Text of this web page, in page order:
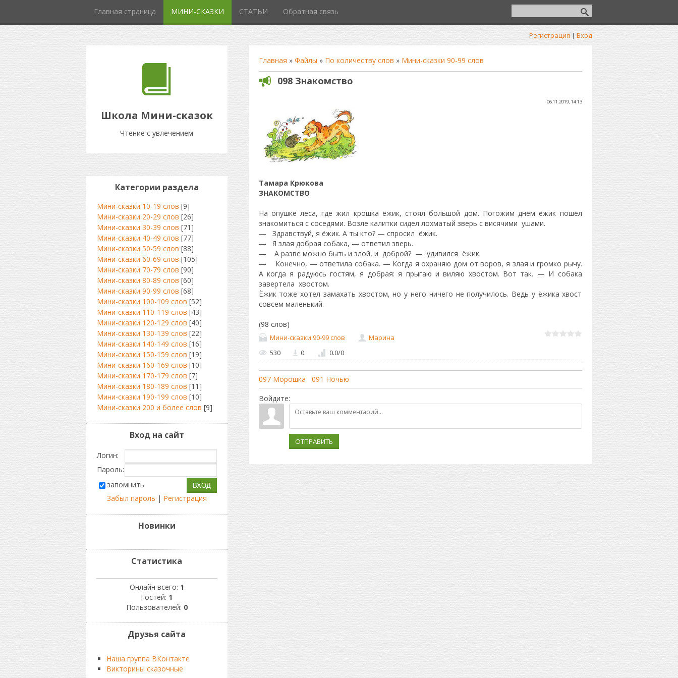
Главная страница МИНИ-СКАЗКИ СТАТЬИ Обратная связь
Регистрация | Вход
Школа Мини-сказок
Чтение с увлечением
Главная » Файлы » По количеству слов » Мини-сказки 90-99 слов
098 Знакомство
06.11.2019, 14:13
Тамара Крюкова
ЗНАКОМСТВО
На опушке леса, где жил крошка ёжик, стоял большой дом. Погожим днём ёжик пошёл
знакомиться с соседями. Возле калитки сидел лохматый зверь с висячими ушами.
— Здравствуй, я ёжик. А ты кто? — спросил ёжик.
— Я злая добрая собака, — ответил зверь.
— А разве можно быть и злой, и доброй? — удивился ёжик.
— Конечно, — ответила собака. — Когда я охраняю дом от воров, я злая и громко рычу.
А когда я радуюсь гостям, я добрая: я прыгаю и виляю хвостом. Вот так. — И собака
завертела хвостом.
Ёжик тоже хотел замахать хвостом, но у него ничего не получилось. Ведь у ёжика хвост
совсем маленький.
(98 слов)
Мини-сказки 90-99 слов
Марина
530
0 0.0/0
097 Морошка
091 Ночью
Войдите:
ОТПРАВИТЬ
Категории раздела
Мини-сказки 10-19 слов [9]
Мини-сказки 20-29 слов [26]
Мини-сказки 30-39 слов [71]
Мини-сказки 40-49 слов [77]
Мини-сказки 50-59 слов [88]
Мини-сказки 60-69 слов [105]
Мини-сказки 70-79 слов [90]
Мини-сказки 80-89 слов [60]
Мини-сказки 90-99 слов [68]
Мини-сказки 100-109 слов [52]
Мини-сказки 110-119 слов [43]
Мини-сказки 120-129 слов [40]
Мини-сказки 130-139 слов [22]
Мини-сказки 140-149 слов [16]
Мини-сказки 150-159 слов [19]
Мини-сказки 160-169 слов [10]
Мини-сказки 170-179 слов [7]
Мини-сказки 180-189 слов [11]
Мини-сказки 190-199 слов [10]
Мини-сказки 200 и более слов [9]
Вход на сайт
Логин:
Пароль:
запомнить
Забыл пароль | Регистрация
Новинки
Статистика
Онлайн всего: 1
Гостей: 1
Пользователей: 0
Друзья сайта
Наша группа ВКонтакте
Викторины сказочные